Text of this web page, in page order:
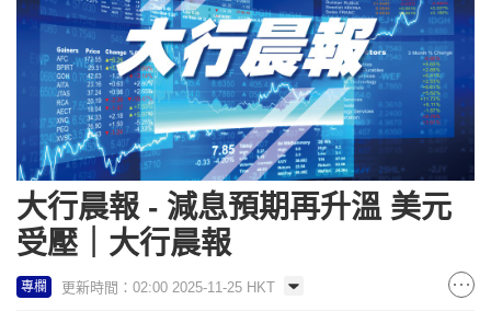
大行晨報 - 減息預期再升溫 美元
受壓｜大行晨報
專欄 更新時間：02:00 2025-11-25 HKT